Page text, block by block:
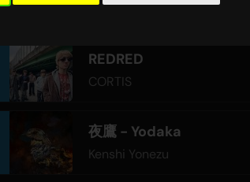
REDRED
CORTIS
夜鷹 - Yodaka
Kenshi Yonezu